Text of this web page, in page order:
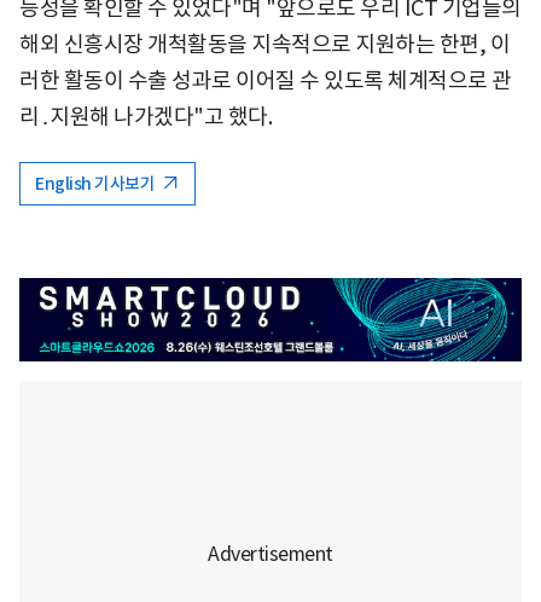
능성을 확인할 수 있었다"며 "앞으로도 우리 ICT 기업들의
해외 신흥시장 개척활동을 지속적으로 지원하는 한편, 이
러한 활동이 수출 성과로 이어질 수 있도록 체계적으로 관
리․지원해 나가겠다"고 했다.
English 기사보기